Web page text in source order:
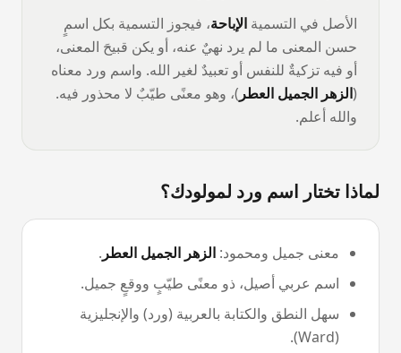
الأصل في التسمية الإباحة، فيجوز التسمية بكل اسمٍ
حسن المعنى ما لم يرد نهيٌ عنه، أو يكن قبيحَ المعنى،
أو فيه تزكيةٌ للنفس أو تعبيدٌ لغير الله. واسم ورد معناه
(الزهر الجميل العطر )، وهو معنًى طيّبٌ لا محذور فيه.
والله أعلم.
لماذا تختار اسم ورد لمولودك؟
معنى جميل ومحمود: الزهر الجميل العطر .
اسم عربي أصيل، ذو معنًى طيّبٍ ووقعٍ جميل.
سهل النطق والكتابة بالعربية (ورد) والإنجليزية
(
Ward
).